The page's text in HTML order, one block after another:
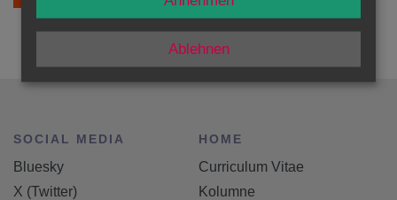
SOCIAL MEDIA
Bluesky
X (Twitter)
HOME
Curriculum Vitae
Kolumne
Ablehnen